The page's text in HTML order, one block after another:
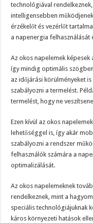
technológiával
intelligensebben
érzékelőt és vezérlőt
a napenergia felhasználását
Az okos napelemek
így mindig optimális
az időjárási körülményeket
szabályozni a termelést.
termelést, hogy ne
Ezen kívül az okos
lehetőséggel is, így akár
szabályozni a rendszer
felhasználók számára a
optimalizálását.
Az okos napelemeknek
rendelkeznek, mint a
speciális technológiájuknak
káros környezeti hatások